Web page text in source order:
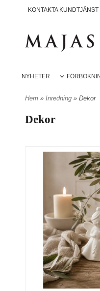
KONTAKTA KUNDTJÄNST
NYHETER
Hem » Inredning » Dekor
Dekor